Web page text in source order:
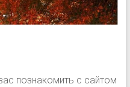
познакомить с сайтом